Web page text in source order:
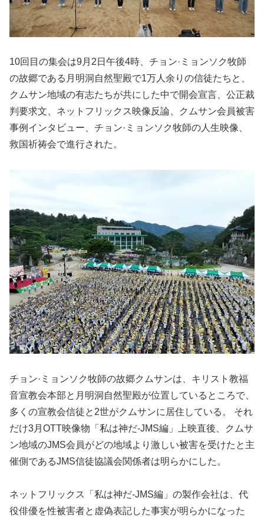
10回目の集会は9月2日午後4時、チョン·ミョンソク牧師
の故郷である月明洞自然聖殿で1万人余りの信徒たちと、
クムサン地域の有志たちが共にした中で開会宣言、公正裁
判要求文、ネットフリックス映像反論、クムサン会員被害
事例インタビュー、チョン·ミョンソク牧師の人生映像、
救国祈祷会で進行された。
チョン·ミョンソク牧師の故郷クムサンは、キリスト教福
音宣教会本部と月明洞自然聖殿が位置しているところで、
多くの宣教会信徒と2世がクムサンに居住している。 それ
だけ3月OTT映像物「私は神だ-JMS編」上映直後、クムサ
ン地域のJMS会員がどの地域より激しい被害を受けたと主
催側であるJMS信徒協議会関係者は明らかにした。
ネットフリックス「私は神だ-JMS編」の製作会社は、代
役俳優を性被害者と虚偽表記した事実が明らかになった